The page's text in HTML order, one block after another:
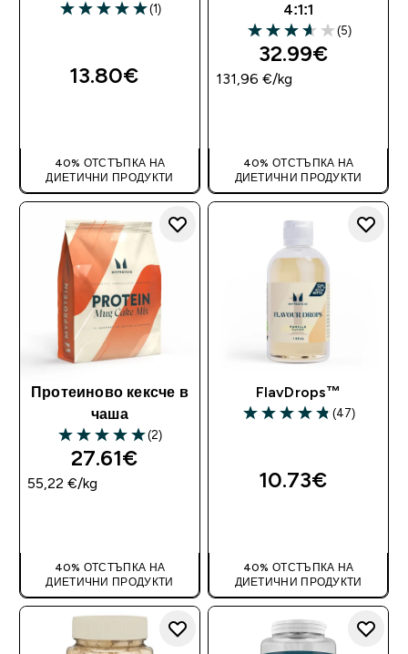
5 out of 5 stars
(1)
13.80€‎
40% ОТСТЪПКА НА
ДИЕТИЧНИ ПРОДУКТИ
4:1:1
3.6 out of 5 stars
(5)
32.99€‎
131,96 €‎/kg
40% ОТСТЪПКА НА
ДИЕТИЧНИ ПРОДУКТИ
Протеиново кексче в
чаша
5 out of 5 stars
(2)
27.61€‎
55,22 €‎/kg
40% ОТСТЪПКА НА
ДИЕТИЧНИ ПРОДУКТИ
FlavDrops™
4.83 out of 5 stars
(47)
10.73€‎
40% ОТСТЪПКА НА
ДИЕТИЧНИ ПРОДУКТИ